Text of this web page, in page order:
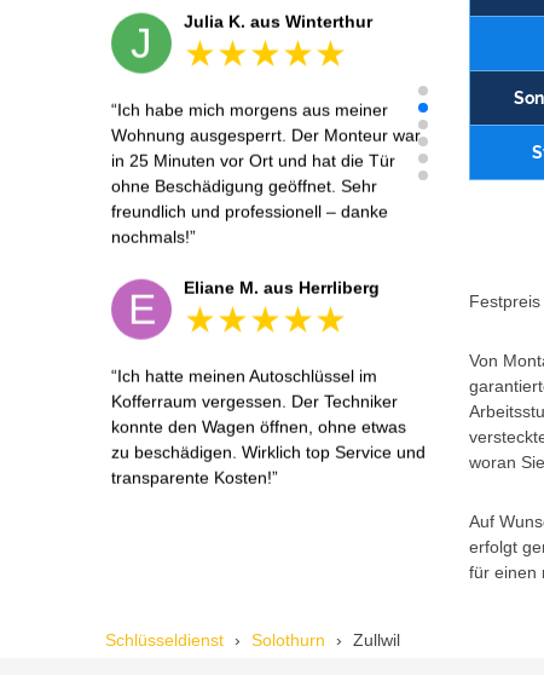
Von
woran
Auf
erfolgt
für einen
J Julia K. aus Winterthur
Ich habe mich morgens aus meiner
Wohnung ausgesperrt. Der Monteur war
in 25 Minuten vor Ort und hat die Tür
ohne Beschädigung geöffnet. Sehr
freundlich und professionell – danke
nochmals!
E Eliane M. aus Herrliberg
Ich hatte meinen Autoschlüssel im
Kofferraum vergessen. Der Techniker
konnte den Wagen öffnen, ohne etwas
zu beschädigen. Wirklich top Service und
transparente Kosten!
Notöffnung bei meiner alten Balkontür
Schlüsseldienst Solothurn Zullwil